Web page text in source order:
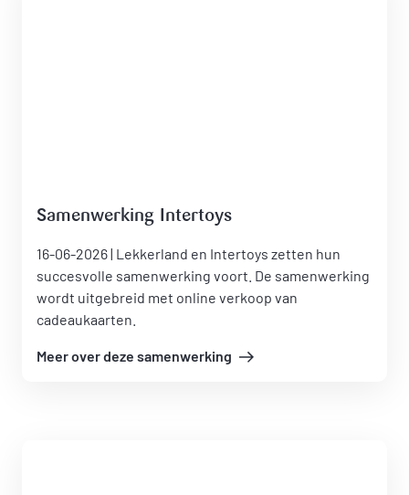
Samenwerking Intertoys
16-06-2026 | Lekkerland en Intertoys zetten hun
succesvolle samenwerking voort. De samenwerking
wordt uitgebreid met online verkoop van
cadeaukaarten.
Meer over deze samenwerking